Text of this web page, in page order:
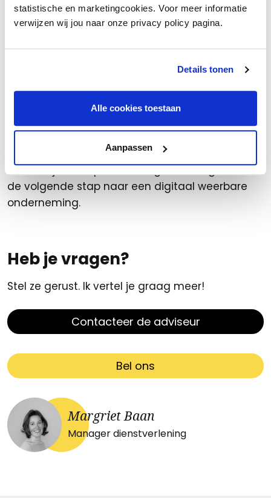
statistische en marketingcookies. Voor meer informatie
verwijzen wij jou naar onze privacy policy pagina.
Details tonen
Alle cookies toestaan
Aanpassen
Aan de slag
Digitale veiligheid hoeft niet ingewikkeld te zijn.
Door vandaag de basis op orde te brengen,
Zeker in de woonbranche, waar klantvertrouwen,
orderinformatie en continuïteit van groot
belang zijn.
Wil je weten hoe jouw onderneming ervoor
staat? Kijk dan opSamen Digitaal Veiligen zet
de volgende stap naar een digitaal weerbare
onderneming.
Heb je vragen?
Stel ze gerust. Ik vertel je graag meer!
Contacteer de adviseur
Bel ons
Margriet Baan
Manager dienstverlening